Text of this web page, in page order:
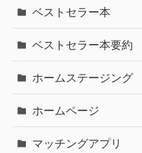
ベストセラー本
ベストセラー本要約
ホームステージング
ホームページ
マッチングアプリ